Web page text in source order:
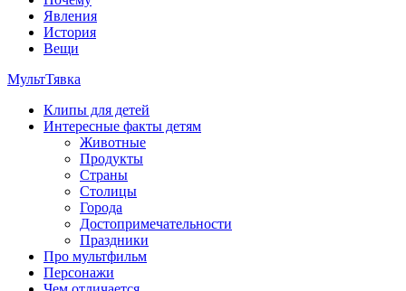
Явления
История
Вещи
МультТявка
интересные факты про страны, столицы и города, клипы из
мультфильмов, мульт-клипы, песни из мультиков, детские
клипы, интересные факты о мультфильмах и про персонажей
мультфильмов
Клипы для детей
Интересные факты детям
Животные
Продукты
Страны
Столицы
Города
Достопримечательности
Праздники
Про мультфильм
Персонажи